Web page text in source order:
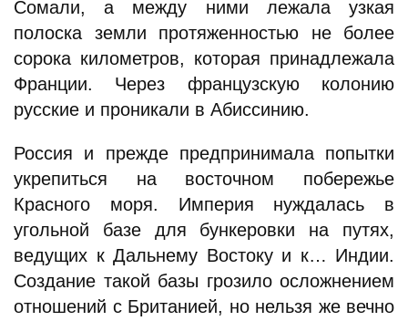
Сомали, а между ними лежала узкая
полоска земли протяженностью не более
сорока километров, которая принадлежала
Франции. Через французскую колонию
русские и проникали в Абиссинию.
Россия и прежде предпринимала попытки
укрепиться на восточном побережье
Красного моря. Империя нуждалась в
угольной базе для бункеровки на путях,
ведущих к Дальнему Востоку и к… Индии.
Создание такой базы грозило осложнением
отношений с Британией, но нельзя же вечно